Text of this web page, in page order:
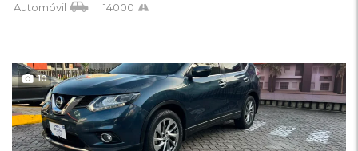
Automóvil 14000
10